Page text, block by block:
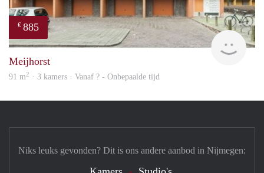
€ 885
rent
Meijhorst
91 m2 · 3 kamers · Vanaf ? - Onbepaalde tijd
Niks leuks gevonden? Dit is ons andere aanbod in Nijmegen: